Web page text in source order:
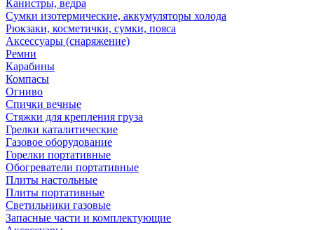
Канистры, ведра
Сумки изотермические, аккумуляторы холода
Рюкзаки, косметички, сумки, пояса
Аксессуары (снаряжение)
Ремни
Карабины
Компасы
Огниво
Спички вечные
Стяжки для крепления груза
Грелки каталитические
Газовое оборудование
Горелки портативные
Обогреватели портативные
Плиты настольные
Плиты портативные
Светильники газовые
Запасные части и комплектующие